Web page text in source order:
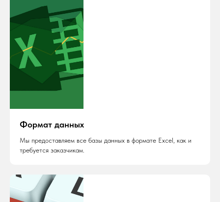
Формат данных
Мы предоставляем все базы данных в формате Excel, как и
требуется заказчикам.